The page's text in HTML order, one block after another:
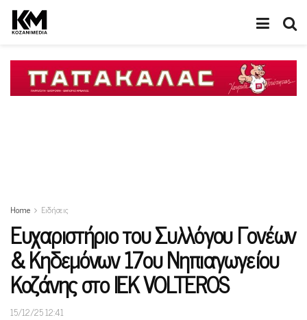
Home Ειδήσεις
Ευχαριστήριο του Συλλόγου Γονέων
& Κηδεμόνων 17ου Νηπιαγωγείου
Κοζάνης στο ΙΕΚ VOLTEROS
15/12/25 12:41